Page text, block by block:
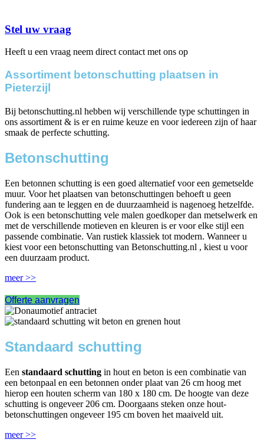
Stel uw vraag
Heeft u een vraag neem direct contact met ons op
Assortiment betonschutting plaatsen in
Pieterzijl
Bij betonschutting.nl hebben wij verschillende type schuttingen in
ons assortiment & is er en ruime keuze en voor iedereen zijn of haar
smaak de perfecte schutting.
Betonschutting
Een betonnen schutting is een goed alternatief voor een gemetselde
muur. Voor het plaatsen van betonschuttingen behoeft u geen
fundering aan te leggen en de duurzaamheid is nagenoeg hetzelfde.
Ook is een betonschutting vele malen goedkoper dan metselwerk en
met de verschillende motieven en kleuren is er voor elke stijl een
passende combinatie. Van rustiek klassiek tot modern. Wanneer u
kiest voor een betonschutting van Betonschutting.nl , kiest u voor
een duurzaam product.
meer >>
Offerte aanvragen
Standaard schutting
Een standaard schutting in hout en beton is een combinatie van
een betonpaal en een betonnen onder plaat van 26 cm hoog met
hierop een houten scherm van 180 x 180 cm. De hoogte van deze
schutting is ongeveer 206 cm. Doorgaans steken onze hout-
betonschuttingen ongeveer 195 cm boven het maaiveld uit.
meer >>